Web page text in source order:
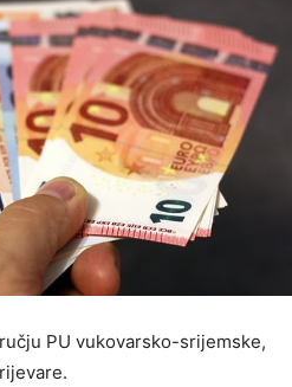
PU vukovarsko-srijemske,